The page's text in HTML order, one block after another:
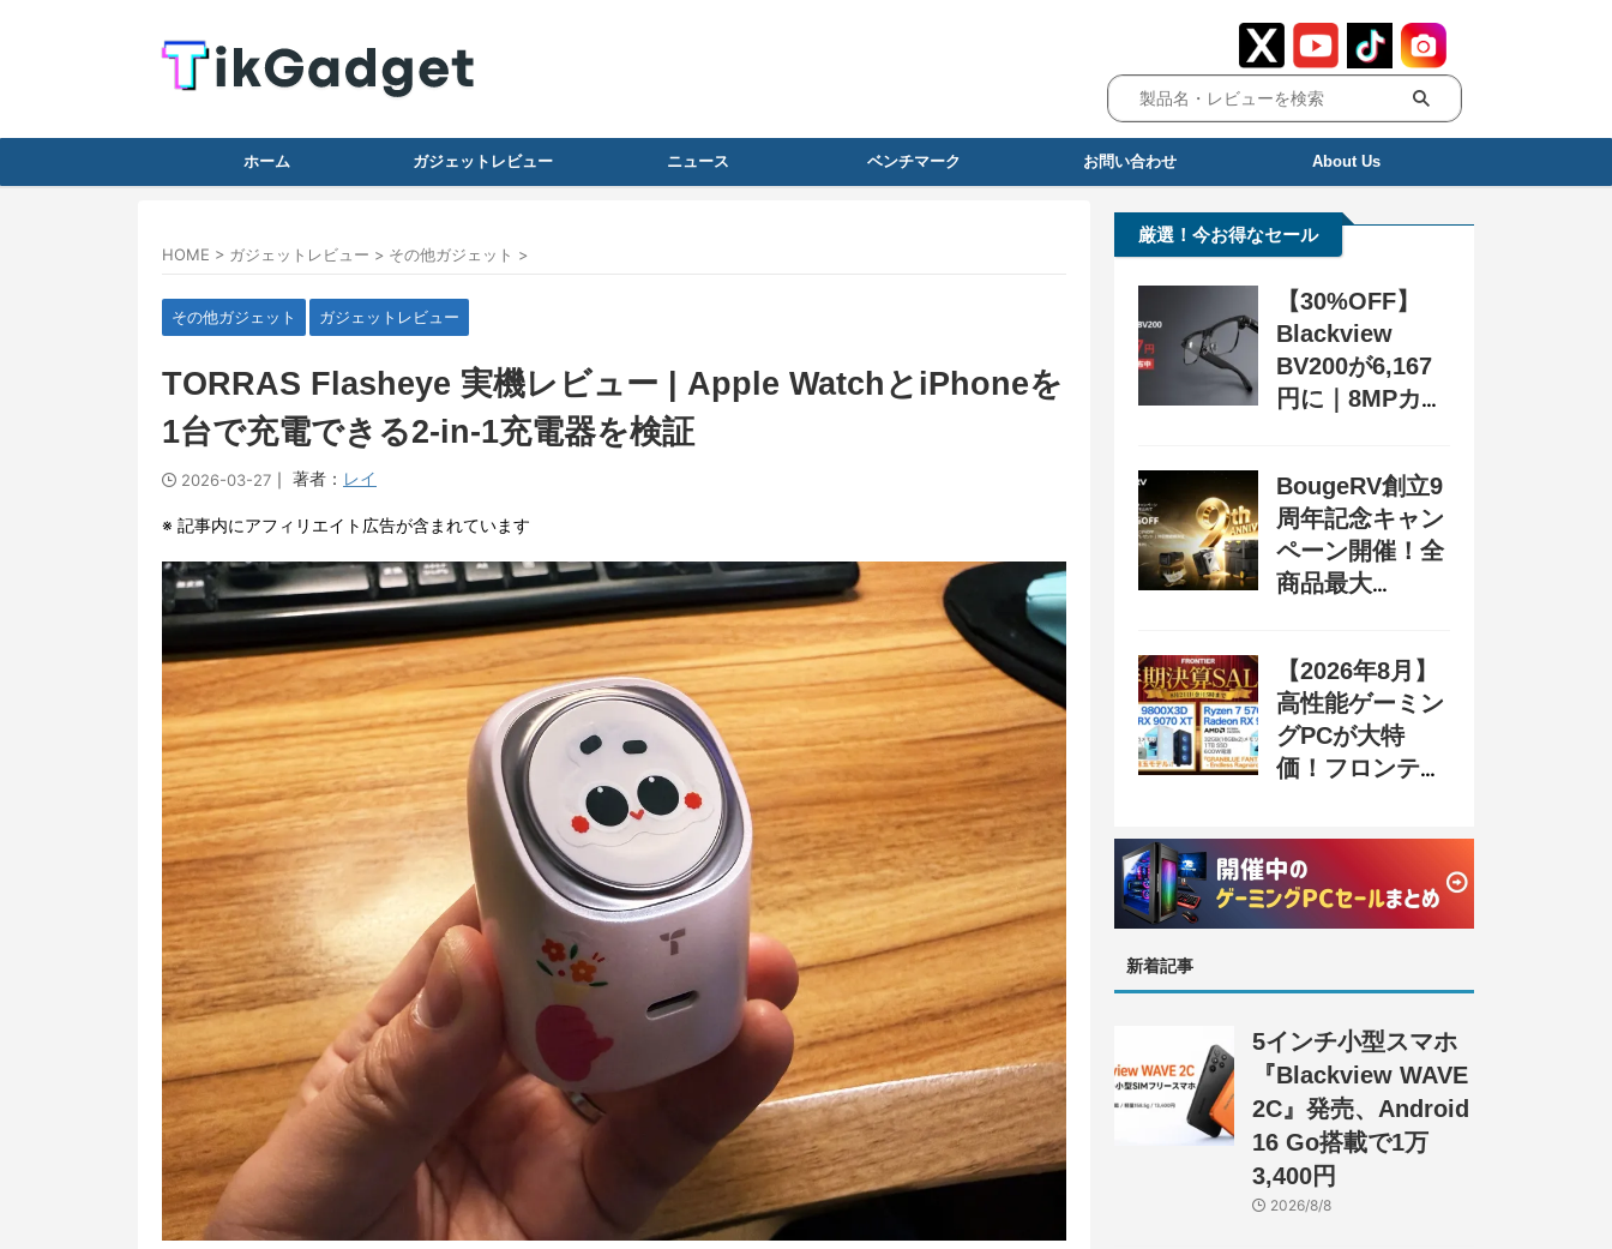
ホーム ガジェットレビュー ニュース ベンチマーク お問い合わせ About Us
HOME > ガジェットレビュー > その他ガジェット >
その他ガジェット ガジェットレビュー
TORRAS Flasheye 実機レビュー | Apple WatchとiPhoneを
1台で充電できる2-in-1充電器を検証
2026-03-27 ｜ 著者： レイ
※ 記事内にアフィリエイト広告が含まれています
厳選！今お得なセール
【30%OFF】
Blackview
BV200が6,167
円に｜8MPカメ
ン配布中
BougeRV創立9
周年記念キャン
ペーン開催！全
商品最大
31日まで
【2026年8月】
高性能ゲーミン
グPCが大特
価！フロンティ
SALE 奥義』開
催、セール情報
まとめ
新着記事
5インチ小型スマホ
『Blackview WAVE
2C』発売、Android
16 Go搭載で1万
3,400円
2026/8/8